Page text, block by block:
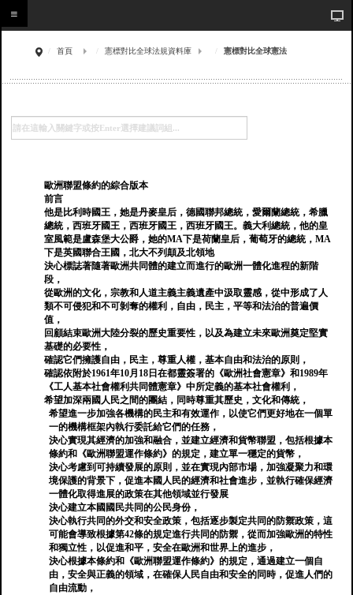
首頁 憲標對比全球法規資料庫 憲標對比全球憲法
歐洲聯盟條約的綜合版本
前言
他是比利時國王，她是丹麥皇后，德國聯邦總統，愛爾蘭總統，希臘
總統，西班牙國王，西班牙國王，西班牙國王。義大利總統，他的皇
室風範是盧森堡大公爵，她的MA下是荷蘭皇后，葡萄牙的總統，MA
下是英國聯合王國，北大不列顛及北領地
決心標誌著隨著歐洲共同體的建立而進行的歐洲一體化進程的新階
段，
從歐洲的文化，宗教和人道主義主義遺產中汲取靈感，從中形成了人
類不可侵犯和不可剝奪的權利，自由，民主，平等和法治的普遍價
值，
回顧結束歐洲大陸分裂的歷史重要性，以及為建立未來歐洲奠定堅實
基礎的必要性，
確認它們擁護自由，民主，尊重人權，基本自由和法治的原則，
確認依附於1961年10月18日在都靈簽署的《歐洲社會憲章》和1989年
《工人基本社會權利共同體憲章》中所定義的基本社會權利，
希望加深兩國人民之間的團結，同時尊重其歷史，文化和傳統，
希望進一步加強各機構的民主和有效運作，以使它們更好地在一個單
一的機構框架內執行委託給它們的任務，
決心實現其經濟的加強和融合，並建立經濟和貨幣聯盟，包括根據本
條約和《歐洲聯盟運作條約》的規定，建立單一穩定的貨幣，
決心考慮到可持續發展的原則，並在實現內部市場，加強凝聚力和環
境保護的背景下，促進本國人民的經濟和社會進步，並執行確保經濟
一體化取得進展的政策在其他領域並行發展
決心建立本國國民共同的公民身份，
決心執行共同的外交和安全政策，包括逐步製定共同的防禦政策，這
可能會導致根據第42條的規定進行共同的防禦，從而加強歐洲的特性
和獨立性，以促進和平，安全在歐洲和世界上的進步，
決心根據本條約和《歐洲聯盟運作條約》的規定，通過建立一個自
由，安全與正義的領域，在確保人民自由和安全的同時，促進人們的
自由流動，